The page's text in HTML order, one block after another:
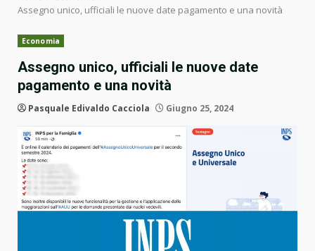
Assegno unico, ufficiali le nuove date pagamento e una novità
Economia
Assegno unico, ufficiali le nuove date
pagamento e una novità
Pasquale Edivaldo Cacciola Giugno 25, 2024